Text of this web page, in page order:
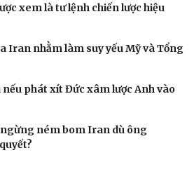
xem là tư lệnh chiến lược hiệu
Iran nhằm làm suy yếu Mỹ và Tổng
nếu phát xít Đức xâm lược Anh vào
ngừng ném bom Iran dù ông